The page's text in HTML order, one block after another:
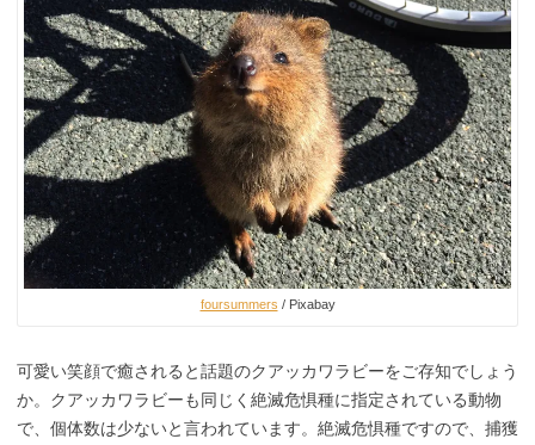
foursummers / Pixabay
可愛い笑顔で癒されると話題のクアッカワラビーをご存知でしょう
か。クアッカワラビーも同じく絶滅危惧種に指定されている動物
で、個体数は少ないと言われています。絶滅危惧種ですので、捕獲